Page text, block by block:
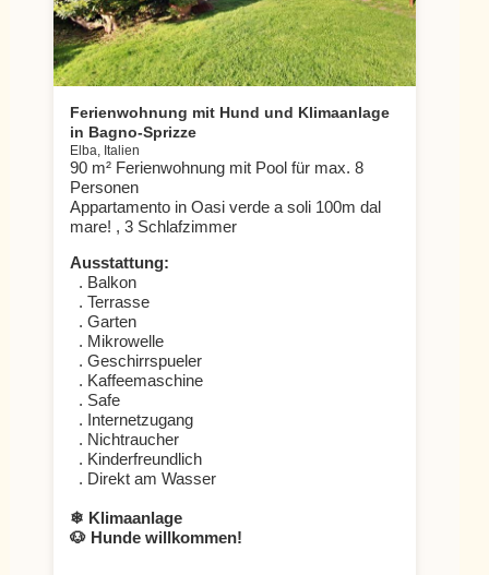
Ferienwohnung mit Hund und Klimaanlage
in Bagno-Sprizze
Elba, Italien
90 m² Ferienwohnung mit Pool für max. 8
Personen
Appartamento in Oasi verde a soli 100m dal
mare! , 3 Schlafzimmer
Ausstattung:
. Balkon
. Terrasse
. Garten
. Mikrowelle
. Geschirrspueler
. Kaffeemaschine
. Safe
. Internetzugang
. Nichtraucher
. Kinderfreundlich
. Direkt am Wasser
❄ Klimaanlage
🐶 Hunde willkommen!